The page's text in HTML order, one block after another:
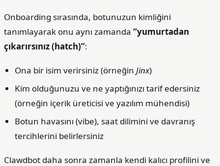
Onboarding sırasında, botunuzun kimliğini
tanımlayarak onu aynı zamanda “yumurtadan
çıkarırsınız (hatch)”:
Ona bir isim verirsiniz (örneğin Jinx)
Kim olduğunuzu ve ne yaptığınızı tarif edersiniz
(örneğin içerik üreticisi ve yazılım mühendisi)
Botun havasını (vibe), saat dilimini ve davranış
tercihlerini belirlersiniz
Clawdbot daha sonra zamanla kendi kalıcı profilini ve